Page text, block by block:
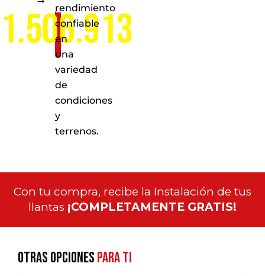
rendimiento
confiable
en
una
variedad
de
condiciones
y
terrenos.
Con tu compra, recibe la Instalación de tus
llantas ¡COMPLETAMENTE GRATIS!
Otras opcionespara ti